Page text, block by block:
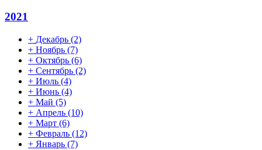
2021
+ Декабрь (2)
+ Ноябрь (7)
+ Октябрь (6)
+ Сентябрь (2)
+ Июль (4)
+ Июнь (4)
+ Май (5)
+ Апрель (10)
+ Март (6)
+ Февраль (12)
+ Январь (7)